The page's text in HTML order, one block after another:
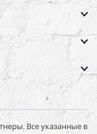
Все указанные в